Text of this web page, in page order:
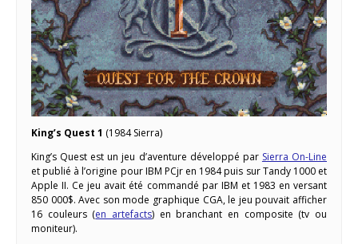
King’s Quest 1 (1984 Sierra)
King’s Quest est un jeu d’aventure développé par Sierra On-Line
et publié à l’origine pour IBM PCjr en 1984 puis sur Tandy 1000 et
Apple II. Ce jeu avait été commandé par IBM et 1983 en versant
850 000$. Avec son mode graphique CGA, le jeu pouvait afficher
16 couleurs (en artefacts) en branchant en composite (tv ou
moniteur).